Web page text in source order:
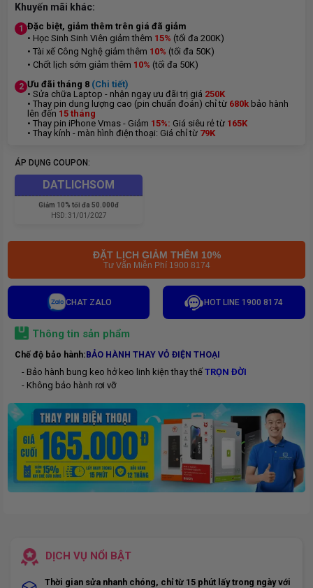
Khuyến mãi khác:
1 Đặc biệt, giảm thêm trên giá đã giảm
• Học Sinh Sinh Viên giảm thêm 15% (tối đa 200K)
• Tài xế Công Nghệ giảm thêm 10% (tối đa 50K)
• Chốt lịch sớm giảm thêm 10% (tối đa 50K)
2 Ưu đãi tháng 8 (Chi tiết)
• Sửa chữa Laptop - nhận ngay ưu đãi trị giá 250K
• Thay pin dung lượng cao (pin chuẩn đoán) chỉ từ 680k bảo hành
lên đến 15 tháng
• Thay pin iPhone Vmas - Giảm 15%: Giá siêu rẻ từ 165K
• Thay kính - màn hình điện thoại: Giá chỉ từ 79K
ÁP DỤNG COUPON:
DATLICHSOM
Giảm 10% tối đa 50.000đ
HSD:31/01/2027
ĐẶT LỊCH GIẢM THÊM 10%
Tư Vấn Miễn Phí 1900 8174
CHAT ZALO HOT LINE 1900 8174
Thông tin sản phẩm
Chế độ bảo hành:BẢO HÀNH THAY VỎ ĐIỆN THOẠI
- Bảo hành bung keo hở keo linh kiện thay thế TRỌN ĐỜI
- Không bảo hành rơi vỡ
DỊCH VỤ NỔI BẬT
Thời gian sửa nhanh chóng, chỉ từ 15 phút lấy trong ngày với